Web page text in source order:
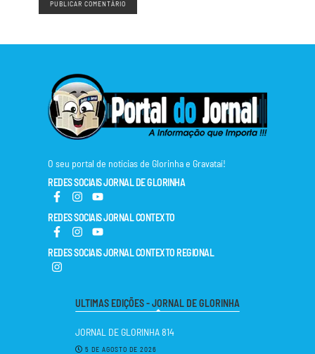
O seu portal de notícias de Glorinha e Gravataí!
REDES SOCIAIS JORNAL DE GLORINHA
REDES SOCIAIS JORNAL CONTEXTO
REDES SOCIAIS JORNAL CONTEXTO REGIONAL
ULTIMAS EDIÇÕES - JORNAL DE GLORINHA
JORNAL DE GLORINHA 814
5 DE AGOSTO DE 2026